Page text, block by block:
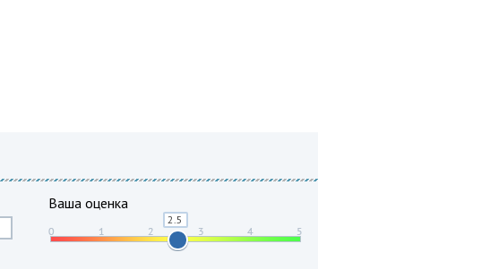
Ваша оценка